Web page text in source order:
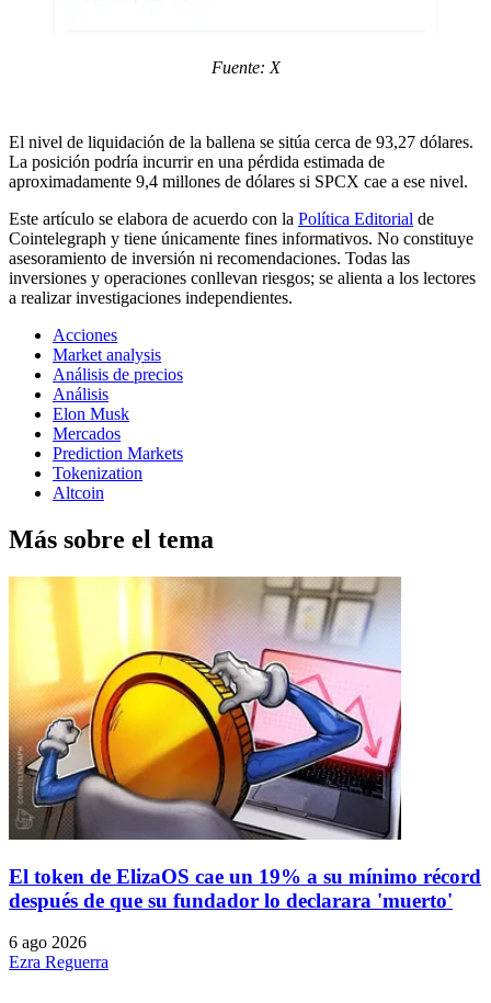
Fuente: X
El nivel de liquidación de la ballena se sitúa cerca de 93,27 dólares.
La posición podría incurrir en una pérdida estimada de
aproximadamente 9,4 millones de dólares si SPCX cae a ese nivel.
Este artículo se elabora de acuerdo con la Política Editorial de
Cointelegraph y tiene únicamente fines informativos. No constituye
asesoramiento de inversión ni recomendaciones. Todas las
inversiones y operaciones conllevan riesgos; se alienta a los lectores
a realizar investigaciones independientes.
Acciones
Market analysis
Análisis de precios
Análisis
Elon Musk
Mercados
Prediction Markets
Tokenization
Altcoin
Más sobre el tema
El token de ElizaOS cae un 19% a su mínimo récord
después de que su fundador lo declarara 'muerto'
6 ago 2026
Ezra Reguerra